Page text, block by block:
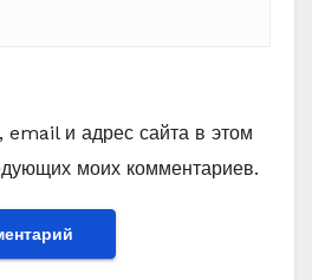
и адрес сайта в этом
моих комментариев.